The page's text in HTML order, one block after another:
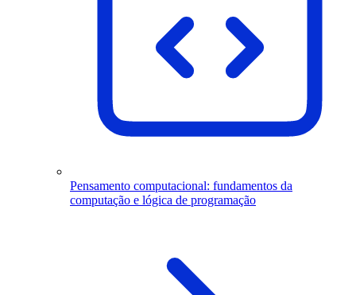
Pensamento computacional: fundamentos da
computação e lógica de programação